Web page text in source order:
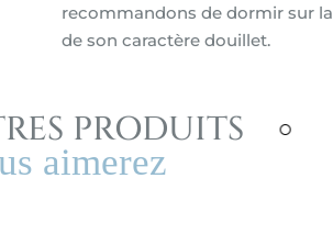
recommandons de dormir sur
de son caractère douillet.
PRODUITS
aimerez